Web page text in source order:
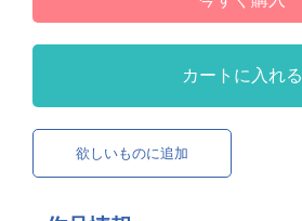
カートに入れる
欲しいものに追加